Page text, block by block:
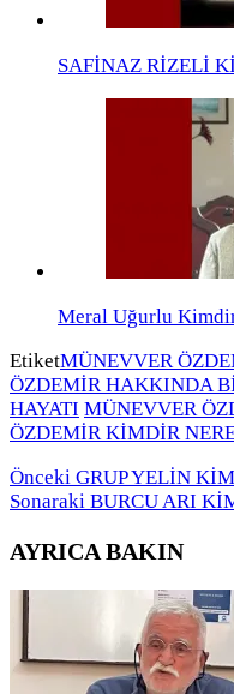
SAFİNAZ RİZELİ
Meral Uğurlu
EtiketMÜNEVVER
ÖZDEMİR HAKKINDA
HAYATI MÜNEVVER
ÖZDEMİR KİMDİR
Önceki GRUP YELİN
Sonaraki BURCU ARI
AYRICA BAKIN